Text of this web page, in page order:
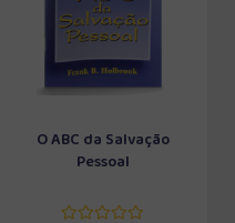
O ABC da Salvação
Pessoal